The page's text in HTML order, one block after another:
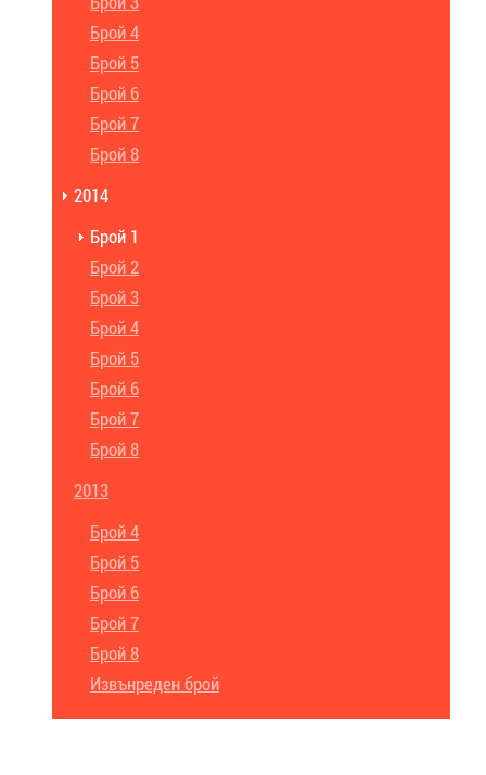
Брой 4
Брой 5
Брой 6
Брой 7
Брой 8
2014
Брой 1
Брой 2
Брой 3
Брой 4
Брой 5
Брой 6
Брой 7
Брой 8
2013
Брой 4
Брой 5
Брой 6
Брой 7
Брой 8
Извънреден брой